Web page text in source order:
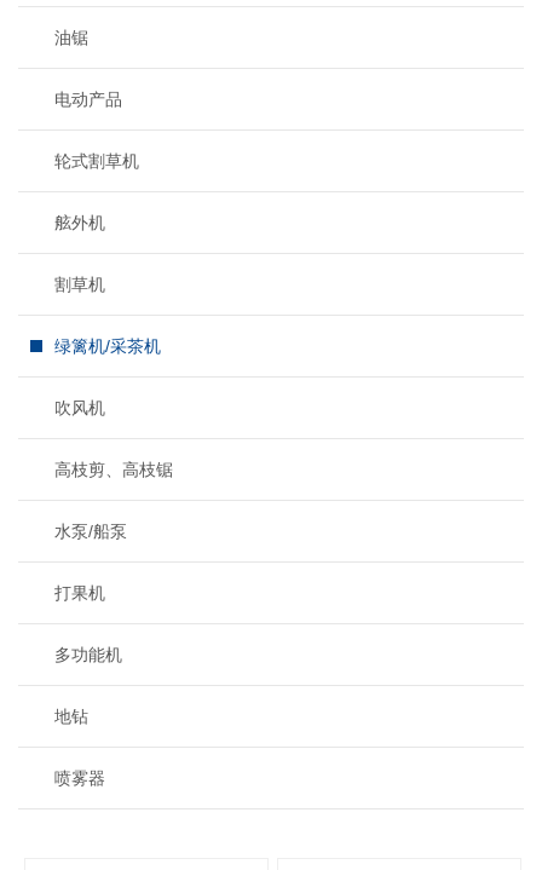
油锯
电动产品
轮式割草机
舷外机
割草机
绿篱机/采茶机
吹风机
高枝剪、高枝锯
水泵/船泵
打果机
多功能机
地钻
喷雾器